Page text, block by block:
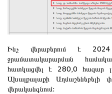
Ինչ վերաբերում է
ջրամատակարարման
հատկացվել է 280,0 հազար
Ախալքալաքի Աղմաշենեբելի
վերականգնում: